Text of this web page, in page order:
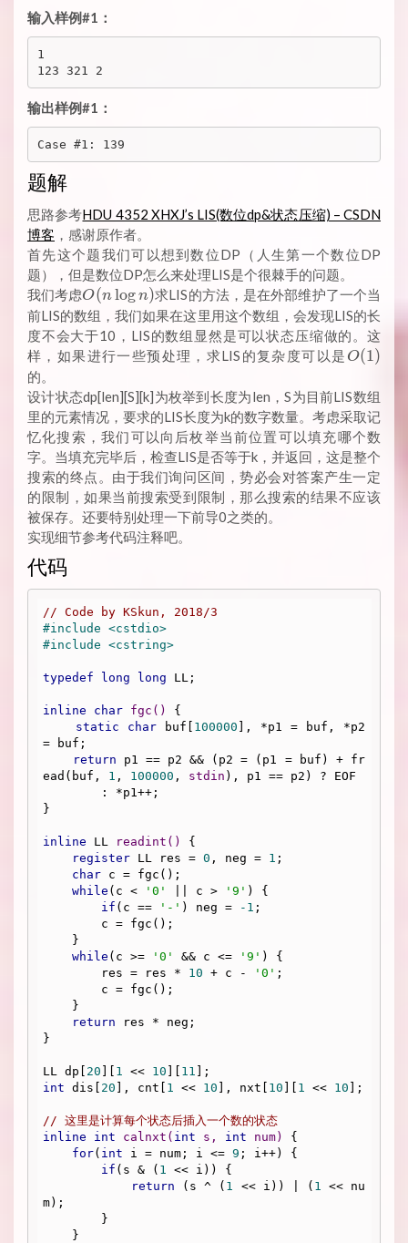
输入样例#1：
1
输出样例#1：
题解
思路参考HDU 4352 XHXJ’s LIS(数位dp&状态压缩) – CSDN
博客 ，感谢原作者。
首先这个题我们可以想到数位DP（人生第一个数位DP
题），但是数位DP怎么来处理LIS是个很棘手的问题。
我们考虑O(n
\log
n)
O(nlogn)求LIS的方法，是在外部维护了一个当
前LIS的数组，我们如果在这里用这个数组，会发现LIS的长
度不会大于10，LIS的数组显然是可以状态压缩做的。这
样，如果进行一些预处理，求LIS的复杂度可以是 O(1)
O(1)
的。
设计状态dp[len][S][k]为枚举到长度为len，S为目前LIS数组
里的元素情况，要求的LIS长度为k的数字数量。考虑采取记
忆化搜索，我们可以向后枚举当前位置可以填充哪个数
字。当填充完毕后，检查LIS是否等于k，并返回，这是整个
搜索的终点。由于我们询问区间，势必会对答案产生一定
的限制，如果当前搜索受到限制，那么搜索的结果不应该
被保存。还要特别处理一下前导0之类的。
实现细节参考代码注释吧。
代码
// Code by KSkun, 2018/3
#include <cstdio>
#include <cstring>
typedef long long LL;
inline char fgc ()
{
static
char buf[ 100000 ], *p1 = buf, *p2
= buf;
return p1 == p2 && (p2 = (p1 = buf) + fr
ead(buf, 1 , 100000 , stdin ), p1 == p2) ? EOF
}
inline LL readint ()
{
register LL res = 0 , neg = 1 ;
char c = fgc();
while (c < '0' || c > '9' ) {
if (c == '-' ) neg = -1 ;
while (c >= '0' && c <= '9' ) {
        res = res *
10 + c - '0' ;
return res * neg;
}
LL dp[ 20 1 << 10 11
int dis[ 20 ], cnt[ 1 << 10 ], nxt[ 10 1 << 10 ];
// 这里是计算每个状态后插入一个数的状态
inline
int calnxt ( int s, int num)
{
for( int i = num; i <= 9 ; i++) {
if (s & ( 1 << i)) {
return (s ^ ( 1 << i)) | ( 1 << nu
m);